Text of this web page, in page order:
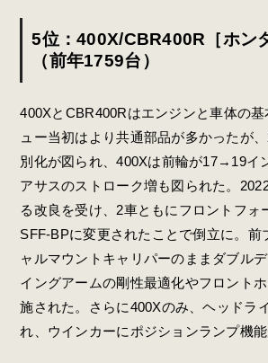
5位：400X/CBR400R［ホン
（前年1759台）
400XとCBR400Rはエンジンと車体の
ュー当初はより共通部品が多かったが
別化が図られ、400Xは前輪が17→19イ
アサスのストローク増も図られた。
る改良を受け、2車ともにフロントフォ
SFF-BPに変更されたことで倒立に。前
ャルマウントキャリパーのままダブル
イングアームの剛性最適化やフロント
施された。さらに400Xのみ、ヘッドラ
れ、ウインカーにポジションランプ機能